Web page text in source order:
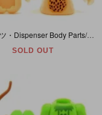
PEZ/ペッツ・Dispenser Body Parts/ディスペンサーボディパーツ 「Tarzan/ターザン」
SOLD OUT